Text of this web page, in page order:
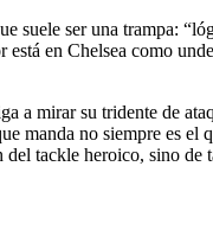
suele ser una trampa:
en Chelsea como
a mirar su tridente de
no siempre es el
tackle heroico, sino de